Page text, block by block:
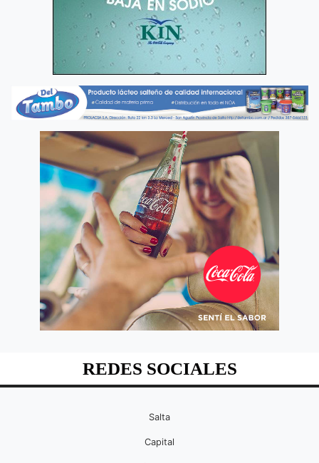
REDES SOCIALES
Salta
Capital